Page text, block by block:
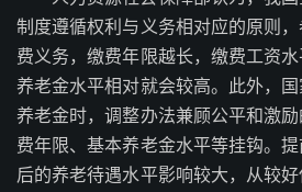
制度遵循权利与义务相对应的原则
费义务，缴费年限越长，缴费工资
养老金水平相对就会较高。此外，
养老金时，调整办法兼顾公平和激
费年限、基本养老金水平等挂钩。
后的养老待遇水平影响较大，从较